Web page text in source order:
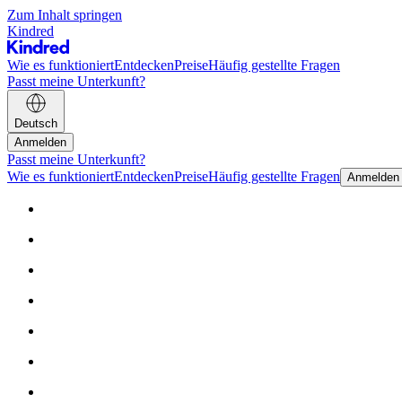
Zum Inhalt springen
Kindred
Wie es funktioniertEntdeckenPreiseHäufig gestellte Fragen
Passt meine Unterkunft?
Deutsch
Anmelden
Passt meine Unterkunft?
Wie es funktioniertEntdeckenPreiseHäufig gestellte Fragen Anmelden